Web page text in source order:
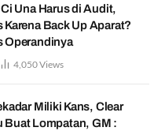
Una Harus di Audit,
Karena Back Up Aparat?
Operandinya
4,050Views
Miliki Kans, Clear
Buat Lompatan, GM :